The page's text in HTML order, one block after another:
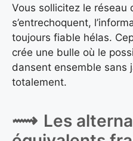
Vous sollicitez le réseau
s’entrechoquent,
toujours fiable hélas.
crée une bulle où le
dansent ensemble sans
totalement.
Les